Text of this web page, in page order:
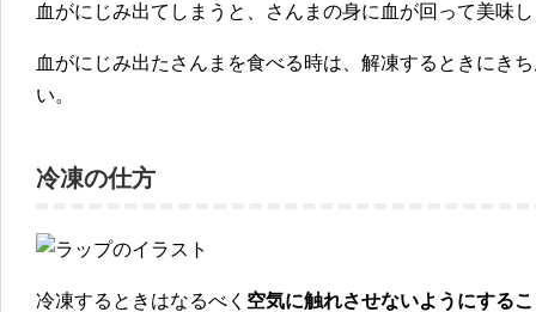
血がにじみ出てしまうと、 さんまの身に血が回って美味
血がにじみ出たさんまを食べる時は、解凍するときにき
い。
冷凍の仕方
冷凍するときはなるべく 空気に触れさせないようにする